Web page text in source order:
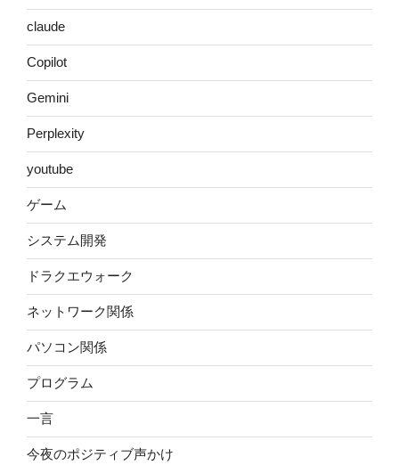
claude
Copilot
Gemini
Perplexity
youtube
ゲーム
システム開発
ドラクエウォーク
ネットワーク関係
パソコン関係
プログラム
一言
今夜のポジティブ声かけ